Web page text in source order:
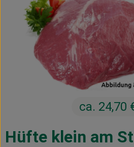
Obst & Gemüse
Kühltheke
Vorratskammer
Getränke
Über uns
Hüfte klein am
ca. 24,70